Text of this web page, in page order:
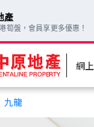
網
九龍
產
筍盤，會員享更多優惠！